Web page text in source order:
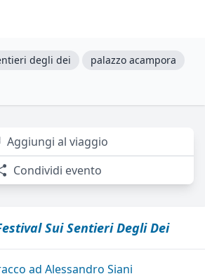
degli dei
palazzo acampora
Aggiungi al viaggio
Condividi evento
Sui Sentieri Degli Dei
ad Alessandro Siani